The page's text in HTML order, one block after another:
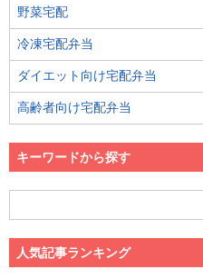
野菜宅配
冷凍宅配弁当
ダイエット向け宅配弁当
高齢者向け宅配弁当
キーワードから探す
人気記事ランキング